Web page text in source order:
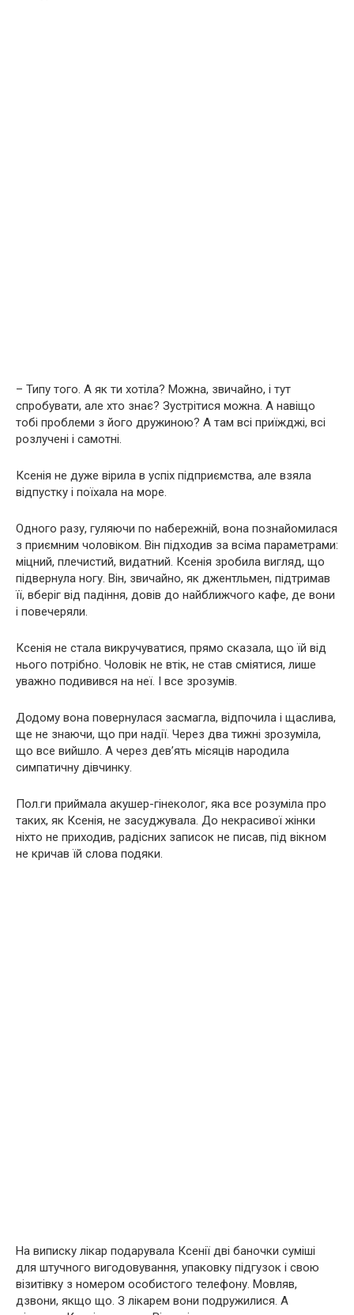
– Типу того. А як ти хотіла? Можна, звичайно, і тут
спробувати, але хто знає? Зустрітися можна. А навіщо
тобі проблеми з його дружиною? А там всі приїжджі, всі
розлучені і самотні.
Ксенія не дуже вірила в успіх підприємства, але взяла
відпустку і поїхала на море.
Одного разу, гуляючи по набережній, вона познайомилася
з приємним чоловіком. Він підходив за всіма параметрами:
міцний, плечистий, видатний. Ксенія зробила вигляд, що
підвернула ногу. Він, звичайно, як джентльмен, підтримав
її, вберіг від падіння, довів до найближчого кафе, де вони
і повечеряли.
Ксенія не стала викручуватися, прямо сказала, що їй від
нього потрібно. Чоловік не втік, не став сміятися, лише
уважно подивився на неї. І все зрозумів.
Додому вона повернулася засмагла, відпочила і щаслива,
ще не знаючи, що при надії. Через два тижні зрозуміла,
що все вийшло. А через дев’ять місяців народила
симпатичну дівчинку.
Пол.ги приймала акушер-гінеколог, яка все розуміла про
таких, як Ксенія, не засуджувала. До некрасивої жінки
ніхто не приходив, радісних записок не писав, під вікном
не кричав їй слова подяки.
На виписку лікар подарувала Ксенії дві баночки суміші
для штучного вигодовування, упаковку підгузок і свою
візитівку з номером особистого телефону. Мовляв,
дзвони, якщо що. З лікарем вони подружилися. А